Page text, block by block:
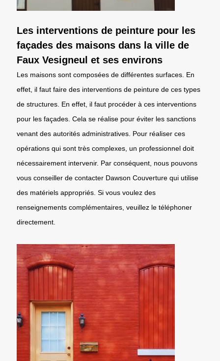
Les interventions de peinture pour les
façades des maisons dans la ville de
Faux Vesigneul et ses environs
Les maisons sont composées de différentes surfaces. En
effet, il faut faire des interventions de peinture de ces types
de structures. En effet, il faut procéder à ces interventions
pour les façades. Cela se réalise pour éviter les sanctions
venant des autorités administratives. Pour réaliser ces
opérations qui sont très complexes, un professionnel doit
nécessairement intervenir. Par conséquent, nous pouvons
vous conseiller de contacter Dawson Couverture qui utilise
des matériels appropriés. Si vous voulez des
renseignements complémentaires, veuillez le téléphoner
directement.